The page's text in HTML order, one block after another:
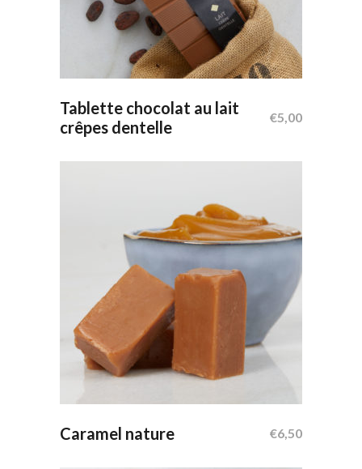
Ajouter Au Panier
Tablette chocolat au lait
crêpes dentelle
€5,00
Ajouter Au Panier
Caramel nature €6,50